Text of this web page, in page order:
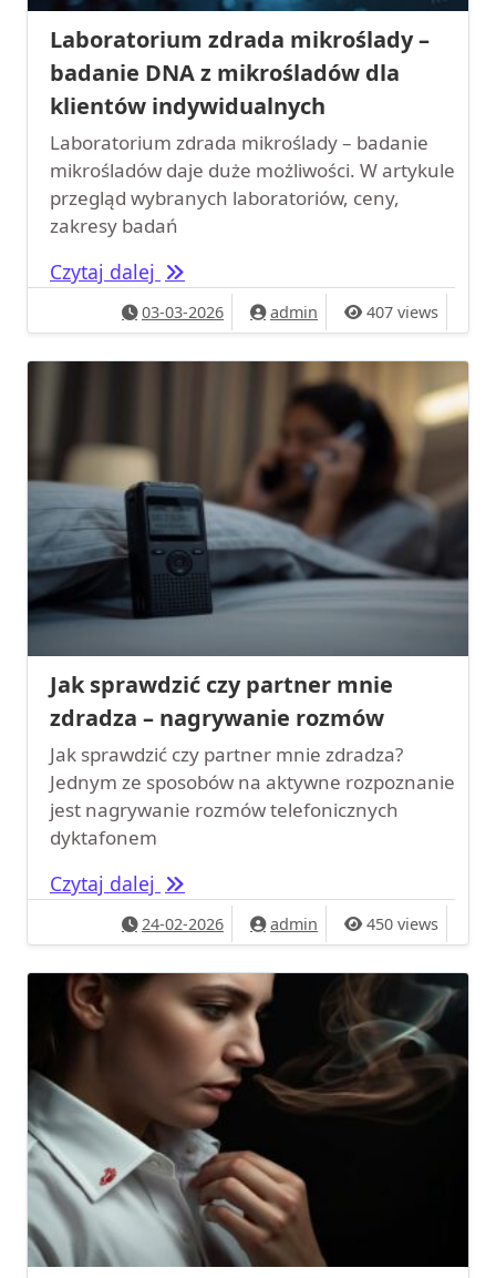
Laboratorium zdrada mikroślady –
badanie DNA z mikrośladów dla
klientów indywidualnych
Laboratorium zdrada mikroślady – badanie
mikrośladów daje duże możliwości. W artykule
przegląd wybranych laboratoriów, ceny,
zakresy badań
Czytaj dalej Laboratorium zdrada mikroślady –
03-03-2026 admin 407 views
Jak sprawdzić czy partner mnie
zdradza – nagrywanie rozmów
Jak sprawdzić czy partner mnie zdradza?
Jednym ze sposobów na aktywne rozpoznanie
jest nagrywanie rozmów telefonicznych
dyktafonem
Czytaj dalej Jak sprawdzić czy partner mnie
24-02-2026 admin 450 views